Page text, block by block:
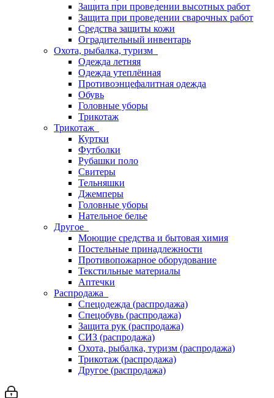
Защита при проведении высотных работ
Защита при проведении сварочных работ
Средства защиты кожи
Оградительный инвентарь
Охота, рыбалка, туризм
Одежда летняя
Одежда утеплённая
Противоэнцефалитная одежда
Обувь
Головные уборы
Трикотаж
Трикотаж
Куртки
Футболки
Рубашки поло
Свитеры
Тельняшки
Джемперы
Головные уборы
Нательное белье
Другое
Моющие средства и бытовая химия
Постельные принадлежности
Противопожарное оборудование
Текстильные материалы
Аптечки
Распродажа
Спецодежда (распродажа)
Спецобувь (распродажа)
Защита рук (распродажа)
СИЗ (распродажа)
Охота, рыбалка, туризм (распродажа)
Трикотаж (распродажа)
Другое (распродажа)